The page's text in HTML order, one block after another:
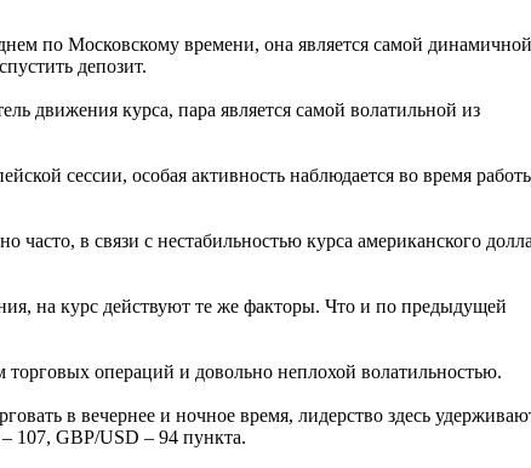
по Московскому времени, она является самой
депозит.
движения курса, пара является самой волатильной из
сессии, особая активность наблюдается во время
в связи с нестабильностью курса американского
на курс действуют те же факторы. Что и по предыдущей
операций и довольно неплохой волатильностью.
в вечернее и ночное время, лидерство здесь
107, GBP/USD – 94 пункта.